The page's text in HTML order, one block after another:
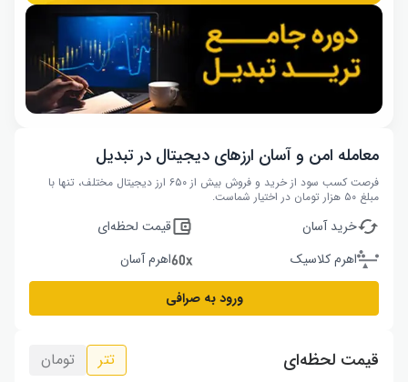
معامله امن و آسان ارزهای دیجیتال در تبدیل
فرصت کسب سود از خرید و فروش بیش از ۶۵۰ ارز دیجیتال مختلف، تنها با
مبلغ ۵۰ هزار تومان در اختیار شماست.
خرید آسان
قیمت لحظه‌ای
اهرم کلاسیک
اهرم آسان
ورود به صرافی
قیمت لحظه‌ای تتر تومان